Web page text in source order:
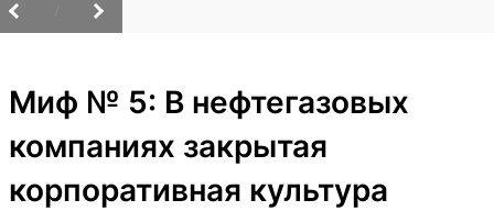
Миф № 5: В нефтегазовых
компаниях закрытая
корпоративная культура